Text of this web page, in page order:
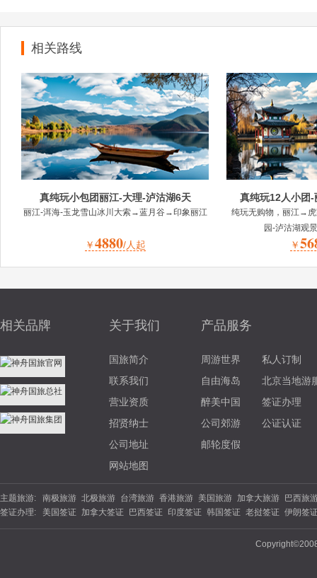
相关路线
真纯玩小包团丽江-大理-泸沽湖6天
丽江-洱海-玉龙雪山冰川大索→蓝月谷→印象丽江
￥4880/人起
真纯玩12人小团
纯玩无购物，丽江→
园-泸沽湖观
￥
相关品牌 关于我们
国旅简介
联系我们
营业资质
招贤纳士
公司地址
网站地图
产品服务
周游世界
私人订制
自由海岛
北京当地游
醉美中国
签证办理
公司郊游
公证认证
邮轮度假
主题旅游: 南极旅游 北极旅游 台湾旅游 香港旅游 美国旅游 加拿大旅游 巴西旅
游 北欧旅游 东欧旅游 俄罗斯旅游 土耳其旅游 英国旅游 法国旅游
德
夏威夷旅游 云南旅游 海南旅游 苏杭旅游 福建旅游 广西旅游 陕西旅
签证办理: 美国签证 加拿大签证 巴西签证 印度签证 韩国签证 老挝签证 伊朗签
签证 坦桑尼亚 南非签证 埃塞俄比亚 西班牙签证 丹麦签证 波兰签证